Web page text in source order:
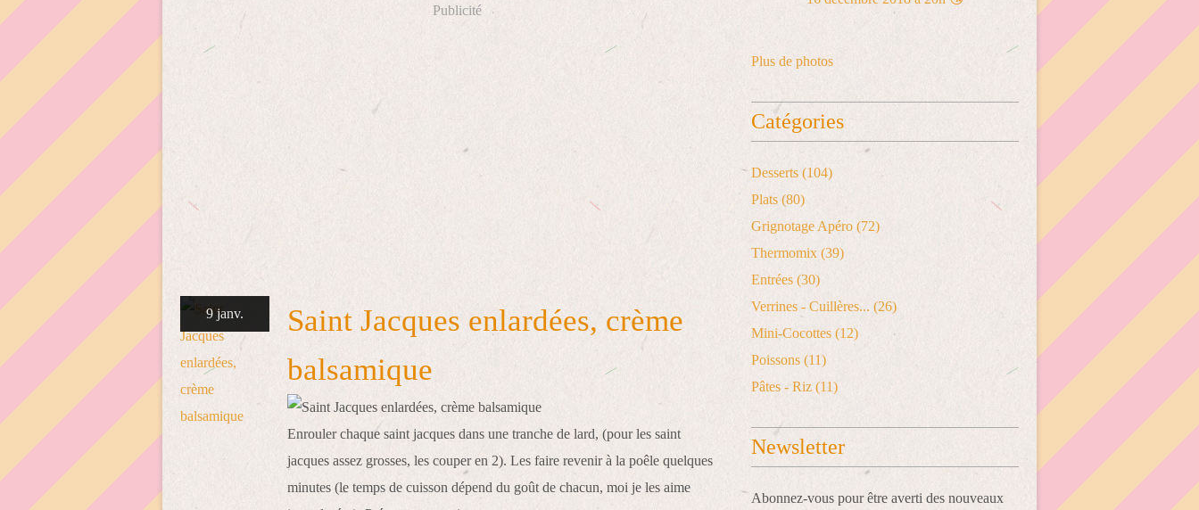
Publicité
9 janv.
Saint Jacques enlardées, crème
balsamique
Enrouler chaque saint jacques dans une tranche de lard, (pour les saint
jacques assez grosses, les couper en 2). Les faire revenir à la poêle quelques
minutes (le temps de cuisson dépend du goût de chacun, moi je les aime
Plus de photos
Catégories
Desserts (104)
Plats (80)
Grignotage Apéro (72)
Thermomix (39)
Entrées (30)
Verrines - Cuillères... (26)
Mini-Cocottes (12)
Poissons (11)
Pâtes - Riz (11)
Newsletter
Abonnez-vous pour être averti des nouveaux